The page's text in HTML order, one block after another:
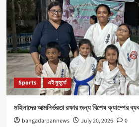
Sports এই মুহূর্তে
মহিলাদের আত্মনির্ভরতা রক্ষার জন্য বিশেষ ক্যাম্পের
bangadarpannews July 20, 2026 0